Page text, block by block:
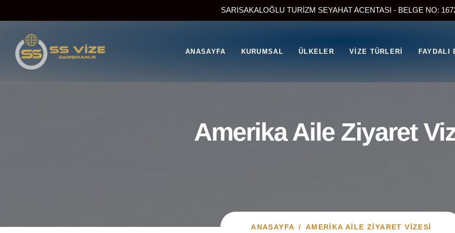
SARISAKALOĞLU TURİZM SEYAHAT ACENTASI - BELGE NO:
ANASAYFA KURUMSAL ÜLKELER VIZE TÜRLERI FAYDALI
Amerika Aile Ziyaret
ANASAYFA / AMERIKA AILE ZIYARET VIZESI